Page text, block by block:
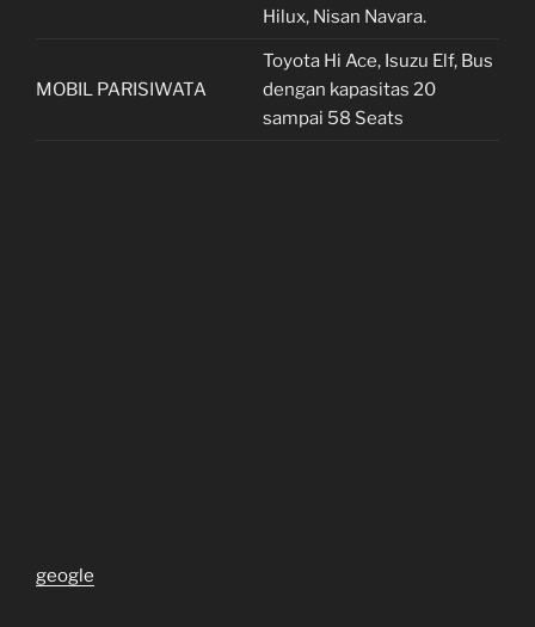
Hilux, Nisan Navara.
MOBIL PARISIWATA
Toyota Hi Ace, Isuzu Elf, Bus
dengan kapasitas 20
sampai 58 Seats
geogle